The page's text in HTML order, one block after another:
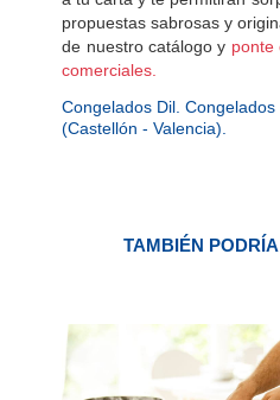
propuestas sabrosas y
de nuestro catálogo y ponte
comerciales.
Congelados Dil.
(Castellón - Valencia).
TAMBIÉN